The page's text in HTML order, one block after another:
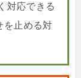
対応できる
を止める対